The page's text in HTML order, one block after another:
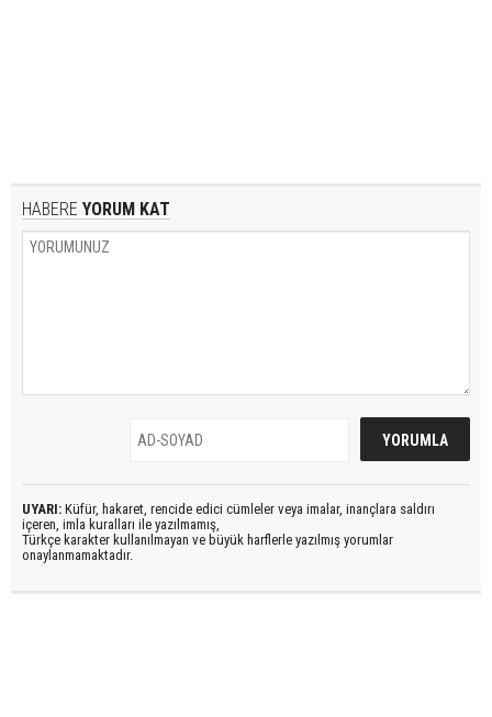
HABERE YORUM KAT
UYARI: Küfür, hakaret, rencide edici cümleler veya imalar, inançlara saldırı
içeren, imla kuralları ile yazılmamış,
Türkçe karakter kullanılmayan ve büyük harflerle yazılmış yorumlar
onaylanmamaktadır.